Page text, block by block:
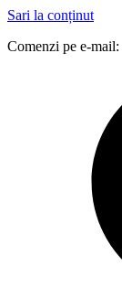
Sari la conținut
Comenzi pe e-mail: